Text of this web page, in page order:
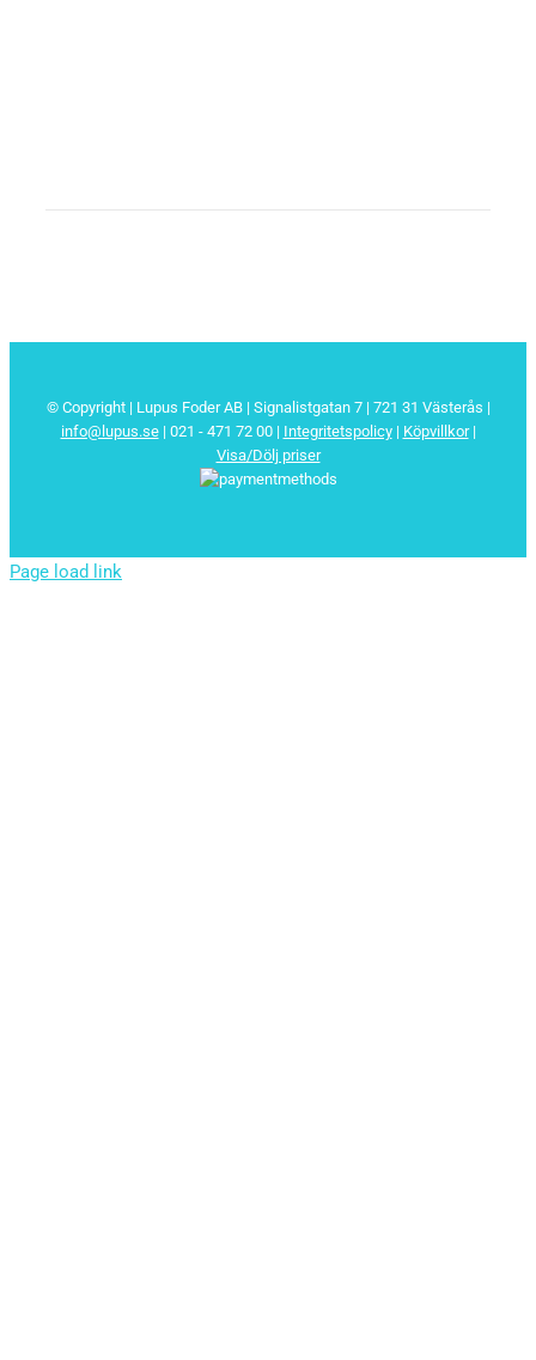
© Copyright | Lupus Foder AB | Signalistgatan 7 | 721 31 Västerås |
info@lupus.se| 021 - 471 72 00 | Integritetspolicy| Köpvillkor|
Visa/Dölj priser
Page load link